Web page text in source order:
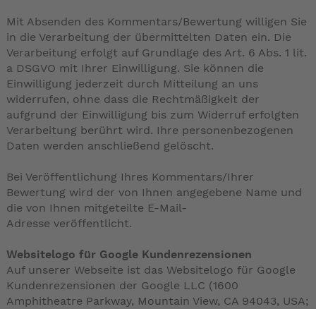
Mit Absenden des Kommentars/Bewertung willigen Sie
in die Verarbeitung der übermittelten Daten ein. Die
Verarbeitung erfolgt auf Grundlage des Art. 6 Abs. 1 lit.
a DSGVO mit Ihrer Einwilligung. Sie können die
Einwilligung jederzeit durch Mitteilung an uns
widerrufen, ohne dass die Rechtmäßigkeit der
aufgrund der Einwilligung bis zum Widerruf erfolgten
Verarbeitung berührt wird. Ihre personenbezogenen
Daten werden anschließend gelöscht.
Bei Veröffentlichung Ihres Kommentars/Ihrer
Bewertung wird der von Ihnen angegebene Name und
die von Ihnen mitgeteilte E-Mail-
Adresse veröffentlicht.
Websitelogo für Google Kundenrezensionen
Auf unserer Webseite ist das Websitelogo für Google
Kundenrezensionen der Google LLC (1600
Amphitheatre Parkway, Mountain View, CA 94043, USA;